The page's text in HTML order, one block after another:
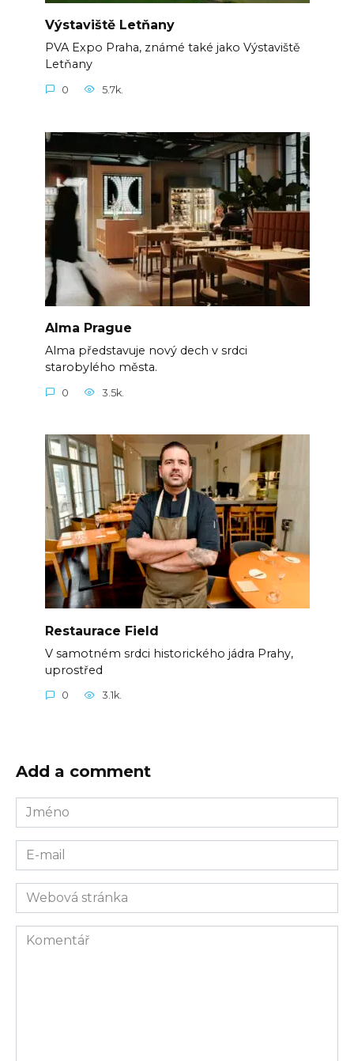
Výstaviště Letňany
PVA Expo Praha, známé také jako Výstaviště
Letňany
0 5.7k.
Alma Prague
Alma představuje nový dech v srdci
starobylého města.
0 3.5k.
Restaurace Field
V samotném srdci historického jádra Prahy,
uprostřed
0 3.1k.
Add a comment
Jméno
E-
mail
Webová
stránka
Komentář